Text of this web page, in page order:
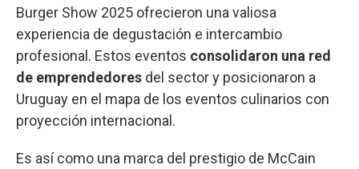
Burger Show 2025 ofrecieron una valiosa
experiencia de degustación e intercambio
profesional. Estos eventos consolidaron una red
de emprendedores del sector y posicionaron a
Uruguay en el mapa de los eventos culinarios con
proyección internacional.
Es así como una marca del prestigio de McCain